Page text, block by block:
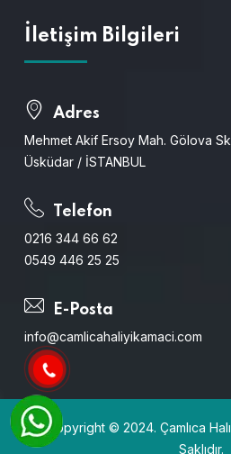
İletişim Bilgileri
Adres
Mehmet Akif Ersoy Mah. Gölova
Üsküdar / İSTANBUL
Telefon
0216 344 66 62
0549 446 25 25
E-Posta
info@camlicahaliyikamaci.com
Copyright © 2024. Çamlıca
Saklıdır.